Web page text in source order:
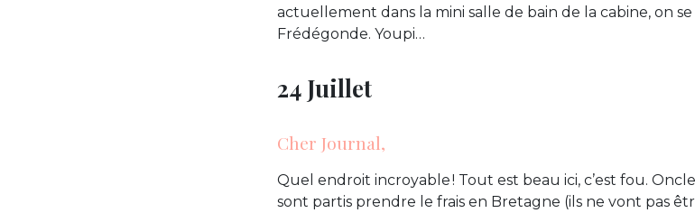
actuellement dans la mini salle de bain de la cabine, on
Frédégonde. Youpi…
24 Juillet
Cher Journal,
Quel endroit incroyable ! Tout est beau ici, c’est fou.
sont partis prendre le frais en Bretagne (ils ne vont pas